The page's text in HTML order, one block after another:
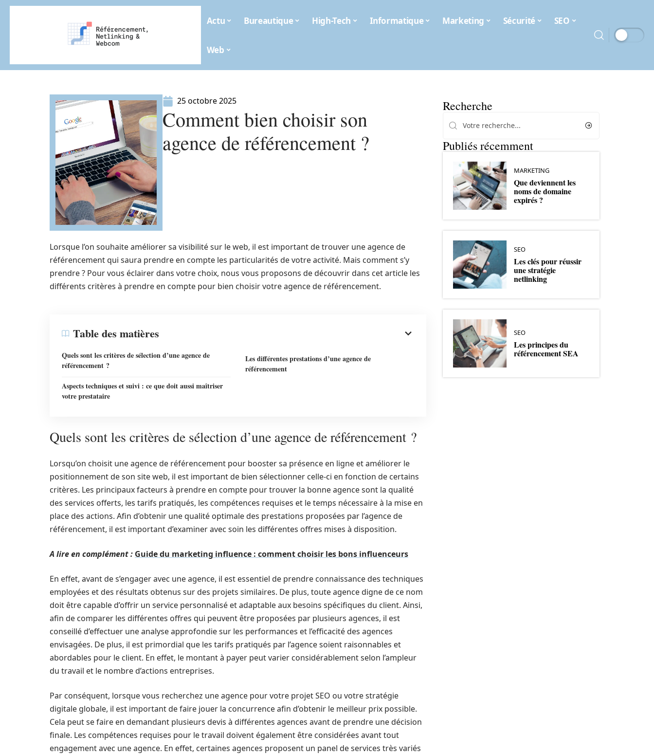
Actu Bureautique High-Tech Informatique Marketing Sécurité SEO
Web
25 octobre 2025
Comment bien choisir son
agence de référencement ?
Lorsque l’on souhaite améliorer sa visibilité sur le web, il est important de trouver une agence de
référencement qui saura prendre en compte les particularités de votre activité. Mais comment s’y
prendre ? Pour vous éclairer dans votre choix, nous vous proposons de découvrir dans cet article les
différents critères à prendre en compte pour bien choisir votre agence de référencement.
Table des matières
Quels sont les critères de sélection d’une agence de
référencement ?
Les différentes prestations d’une agence de
référencement
Aspects techniques et suivi : ce que doit aussi maîtriser
votre prestataire
Quels sont les critères de sélection d’une agence de référencement ?
Lorsqu’on choisit une agence de référencement pour booster sa présence en ligne et améliorer le
positionnement de son site web, il est important de bien sélectionner celle-ci en fonction de certains
critères. Les principaux facteurs à prendre en compte pour trouver la bonne agence sont la qualité
des services offerts, les tarifs pratiqués, les compétences requises et le temps nécessaire à la mise en
place des actions. Afin d’obtenir une qualité optimale des prestations proposées par l’agence de
référencement, il est important d’examiner avec soin les différentes offres mises à disposition.
A lire en complément : Guide du marketing influence : comment choisir les bons influenceurs
En effet, avant de s’engager avec une agence, il est essentiel de prendre connaissance des techniques
employées et des résultats obtenus sur des projets similaires. De plus, toute agence digne de ce nom
doit être capable d’offrir un service personnalisé et adaptable aux besoins spécifiques du client. Ainsi,
afin de comparer les différentes offres qui peuvent être proposées par plusieurs agences, il est
conseillé d’effectuer une analyse approfondie sur les performances et l’efficacité des agences
envisagées. De plus, il est primordial que les tarifs pratiqués par l’agence soient raisonnables et
abordables pour le client. En effet, le montant à payer peut varier considérablement selon l’ampleur
du travail et le nombre d’actions entreprises.
Par conséquent, lorsque vous recherchez une agence pour votre projet SEO ou votre stratégie
digitale globale, il est important de faire jouer la concurrence afin d’obtenir le meilleur prix possible.
Cela peut se faire en demandant plusieurs devis à différentes agences avant de prendre une décision
finale. Les compétences requises pour le travail doivent également être considérées avant tout
engagement avec une agence. En effet, certaines agences proposent un panel de services très variés
Recherche
Publiés récemment
MARKETING
Que deviennent les
noms de domaine
expirés ?
SEO
Les clés pour réussir
une stratégie
netlinking
SEO
Les principes du
référencement SEA